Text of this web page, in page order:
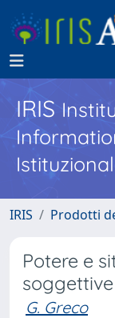
IRIS
IRIS Prodotti
Potere e
soggettive
G. Greco